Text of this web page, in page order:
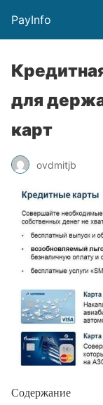
PayInfo
для
карт
ovdmitjb
Содержание